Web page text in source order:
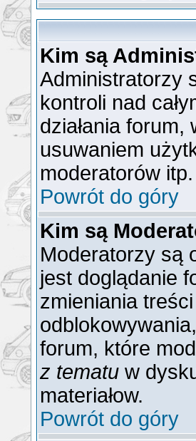
Kim są
Administratorzy
kontroli nad
działania
usuwaniem
moderatorów
Powrót do góry
Kim są
Moderatorzy są
jest doglądanie
zmieniania
forum, które
z tematu w
materiałow.
Powrót do góry